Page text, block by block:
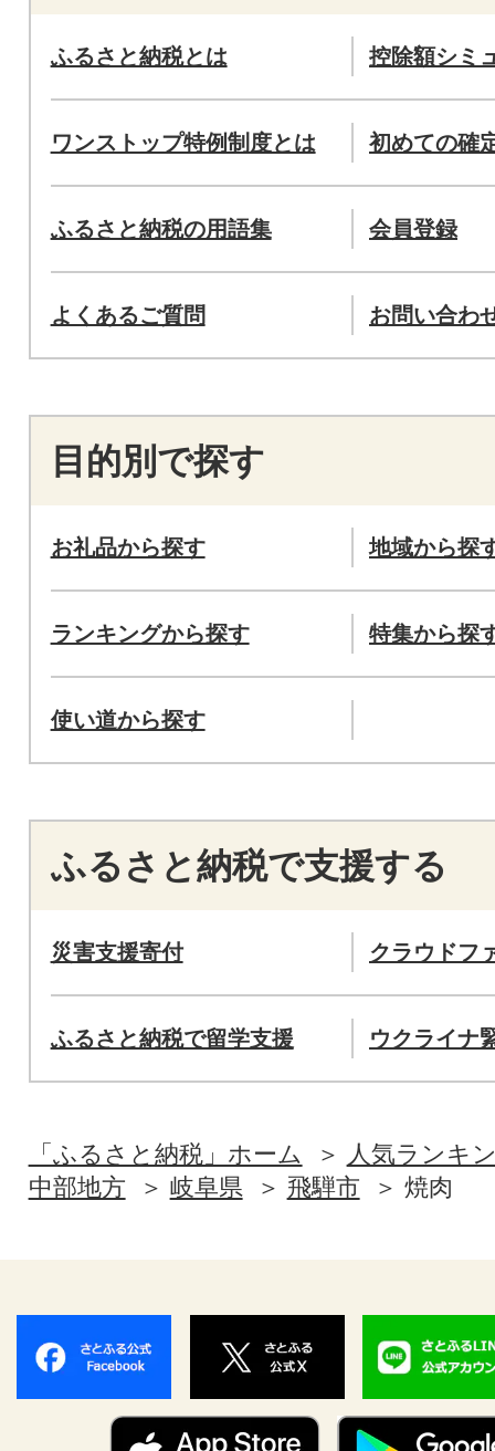
ふるさと納税とは 控除額シミ
ワンストップ特例制度とは 初めての確
ふるさと納税の用語集 会員登録
よくあるご質問 お問い合わ
目的別で探す
お礼品から探す 地域から探
ランキングから探す 特集から探
使い道から探す
ふるさと納税で支援する
災害支援寄付 クラウドフ
ふるさと納税で留学支援 ウクライナ
「ふるさと納税」ホーム
人気ランキ
中部地方
岐阜県 飛騨市 焼肉